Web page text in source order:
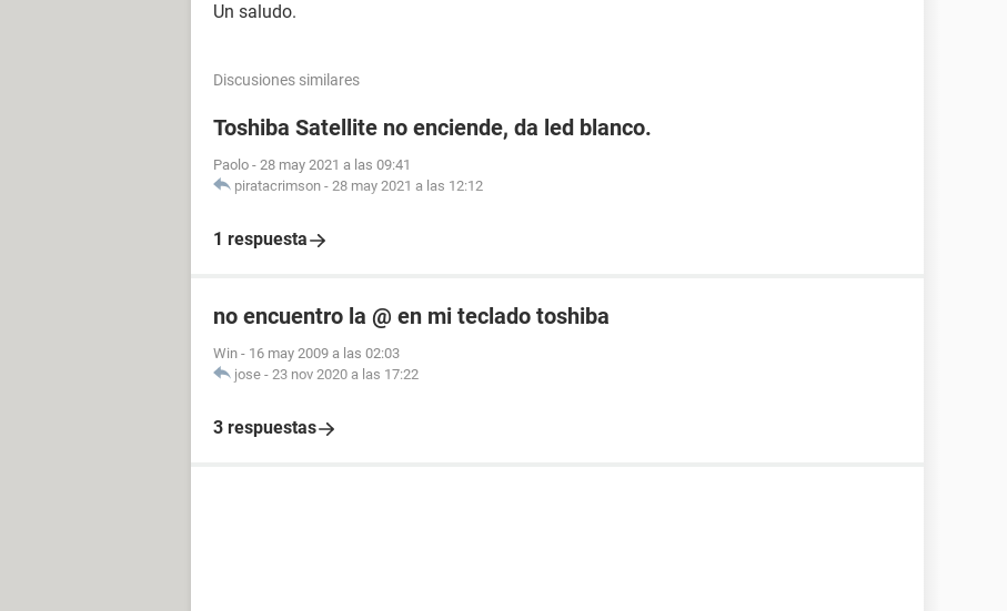
Un saludo.
Discusiones similares
Toshiba Satellite no enciende, da led blanco.
Paolo - 28 may 2021 a las 09:41
piratacrimson - 28 may 2021 a las 12:12
1 respuesta
no encuentro la @ en mi teclado toshiba
Win - 16 may 2009 a las 02:03
jose - 23 nov 2020 a las 17:22
3 respuestas